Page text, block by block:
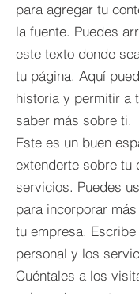
para agregar tu
la fuente. Puedes
este texto donde
tu página. Aquí
historia y permitir a
saber más sobre ti.
Este es un buen
extenderte sobre tu
servicios. Puedes
para incorporar
tu empresa.
personal y los
Cuéntales a los